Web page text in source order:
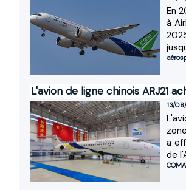
En
à
L'avion de ligne chinois ARJ21
13/
a
de